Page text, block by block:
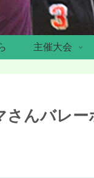
主催大会
さんバレー